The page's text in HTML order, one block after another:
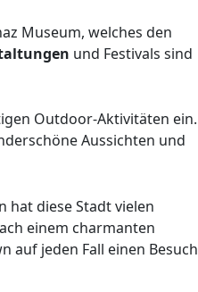
Museum, welches den
und Festivals sind
Outdoor-Aktivitäten ein.
Aussichten und
hat diese Stadt vielen
einem charmanten
auf jeden Fall einen Besuch